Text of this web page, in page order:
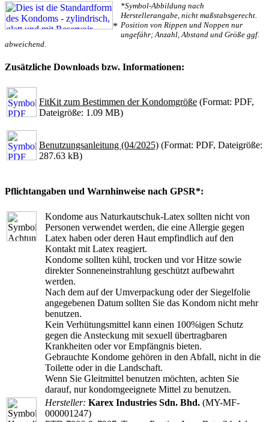
*
*Symbol-Abbildung nach
Herstellerangabe, nicht maßstabsgerecht.
Position von Rippen und Noppen nur
ungefähr; Anzahl, Abstand und Größe ggf.
abweichend.
Zusätzliche Downloads bzw. Informationen:
FitKit zum Bestimmen der Kondomgröße (Format: PDF,
Dateigröße: 1.09 MB)
Benutzungsanleitung (04/2025) (Format: PDF, Dateigröße:
287.63 kB)
Pflichtangaben und Warnhinweise nach GPSR*:
Kondome aus Naturkautschuk-Latex sollten nicht von
Personen verwendet werden, die eine Allergie gegen
Latex haben oder deren Haut empfindlich auf den
Kontakt mit Latex reagiert.
Kondome sollten kühl, trocken und vor Hitze sowie
direkter Sonneneinstrahlung geschützt aufbewahrt
werden.
Nach dem auf der Umverpackung oder der Siegelfolie
angegebenen Datum sollten Sie das Kondom nicht mehr
benutzen.
Kein Verhütungsmittel kann einen 100%igen Schutz
gegen die Ansteckung mit sexuell übertragbaren
Krankheiten oder vor Empfängnis bieten.
Gebrauchte Kondome gehören in den Abfall, nicht in die
Toilette oder in die Landschaft.
Wenn Sie Gleitmittel benutzen möchten, achten Sie
darauf, nur kondomgeeignete Mittel zu benutzen.
Hersteller: Karex Industries Sdn. Bhd. (MY-MF-
000001247)